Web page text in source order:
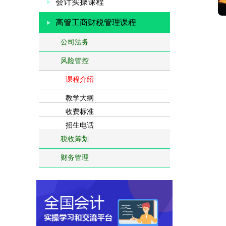
会计实操课程
高管工商财税管理课程
公司法务
风险管控
课程介绍
教学大纲
收费标准
招生电话
税收筹划
财务管理